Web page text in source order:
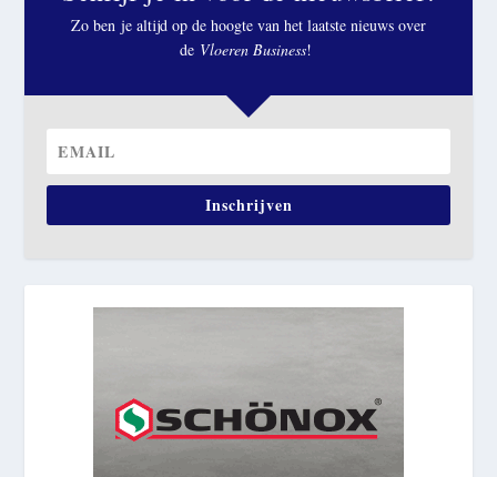
Zo ben je altijd op de hoogte van het laatste nieuws over
de Vloeren Business!
Inschrijven